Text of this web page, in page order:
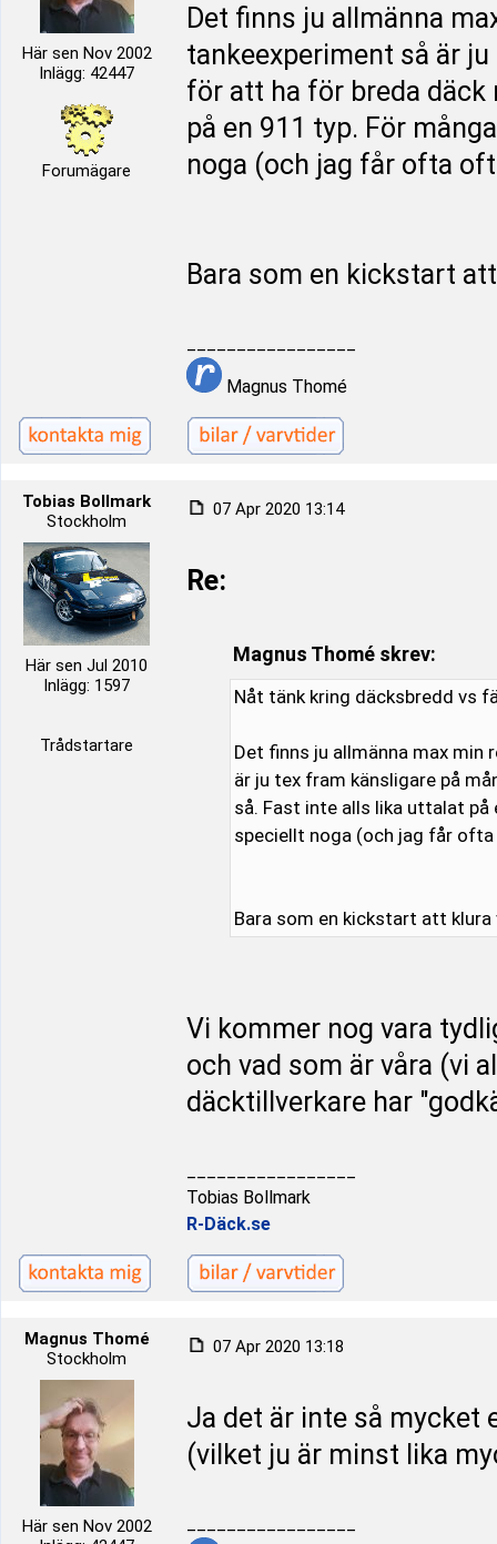
Här sen Nov 2002
Inlägg: 42447
Forumägare
Det finns ju allmänna
tankeexperiment så är
för att ha för breda
på en 911 typ. För
noga (och jag får ofta
Bara som en kickstart
Magnus Thomé
Tobias Bollmark
Stockholm
Här sen Jul 2010
Inlägg: 1597
Trådstartare
07 Apr 2020 13:14
Re:
Magnus Thomé skrev:
Nåt tänk kring däcksbredd vs
Det finns ju allmänna max min
är ju tex fram känsligare på
så. Fast inte alls lika uttalat
speciellt noga (och jag får
Bara som en kickstart att klura
Vi kommer nog vara
och vad som är våra (vi
däcktillverkare har
Tobias Bollmark
R-Däck.se
Magnus Thomé
Stockholm
Här sen Nov 2002
07 Apr 2020 13:18
Ja det är inte så
(vilket ju är minst lika